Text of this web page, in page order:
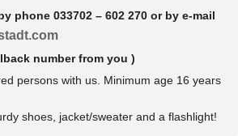
phone 033702 – 602 270 or by e-mail
number from you )
persons with us. Minimum age 16 years
shoes, jacket/sweater and a flashlight!